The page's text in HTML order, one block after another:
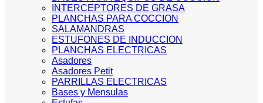
INTERCEPTORES DE GRASA
PLANCHAS PARA COCCION
SALAMANDRAS
ESTUFONES DE INDUCCION
PLANCHAS ELECTRICAS
Asadores
Asadores Petit
PARRILLAS ELECTRICAS
Bases y Mensulas